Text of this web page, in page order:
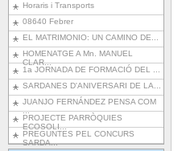
Horaris i Transports
08640 Febrer
EL MATRIMONIO: UN CAMINO DE...
HOMENATGE A Mn. MANUEL
CLAR...
1a JORNADA DE FORMACIÓ DEL ...
SARDANES D'ANIVERSARI DE LA...
JUANJO FERNÁNDEZ PENSA COM
...
PROJECTE PARRÒQUIES
ECOSOLI...
PREGUNTES PEL CONCURS
SARDA...